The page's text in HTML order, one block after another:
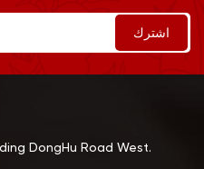
DongHu Road West.